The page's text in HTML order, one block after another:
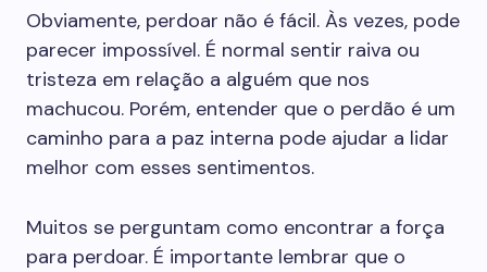
Obviamente, perdoar não é fácil. Às vezes, pode
parecer impossível. É normal sentir raiva ou
tristeza em relação a alguém que nos
machucou. Porém, entender que o perdão é um
caminho para a paz interna pode ajudar a lidar
melhor com esses sentimentos.
Muitos se perguntam como encontrar a força
para perdoar. É importante lembrar que o